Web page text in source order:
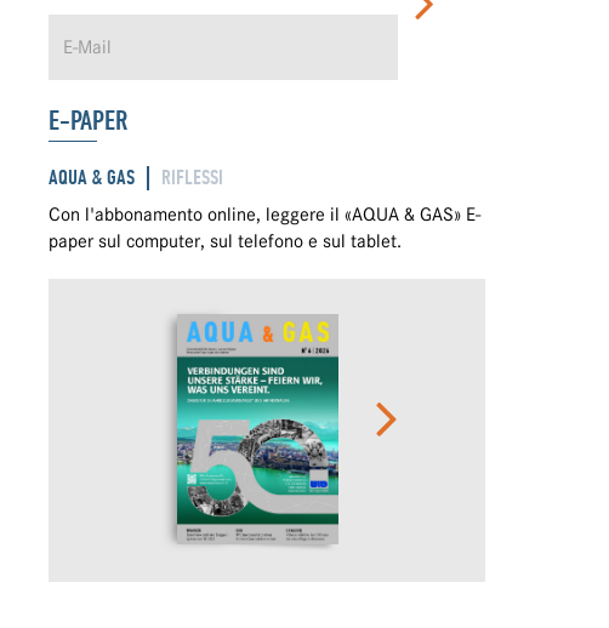
E-PAPER
AQUA & GAS RIFLESSI
Con l'abbonamento online, leggere il «AQUA & GAS» E-
paper sul computer, sul telefono e sul tablet.